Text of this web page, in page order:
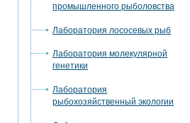
промышленного рыболовства
Лаборатория лососевых рыб
Лаборатория молекулярной
генетики
Лаборатория
рыбохозяйственный экологии